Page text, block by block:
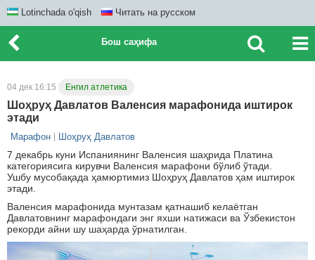
Lotinchada o'qish Читать на русском
Бош саҳифа
04 дек 16:15 Енгил атлетика
Шоҳруҳ Давлатов Валенсия марафонида иштирок
этади
Марафон Шоҳруҳ Давлатов
7 декабрь куни Испаниянинг Валенсия шаҳрида Платина
категориясига кирувчи Валенсия марафони бўлиб ўтади.
Ушбу мусобақада ҳамюртимиз Шоҳруҳ Давлатов ҳам иштирок
этади.
Валенсия марафонида мунтазам қатнашиб келаётган
Давлатовнинг марафондаги энг яхши натижаси ва Ўзбекистон
рекорди айни шу шаҳарда ўрнатилган.